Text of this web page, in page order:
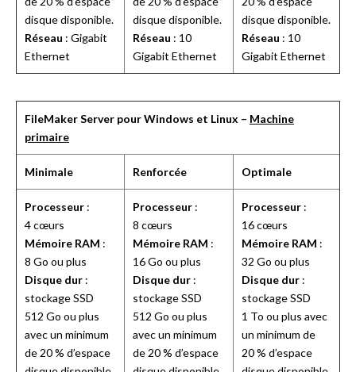
disque disponible.
Réseau : Gigabit
Ethernet
disque disponible.
Réseau : 10
Gigabit Ethernet
disque disponible.
Réseau : 10
Gigabit Ethernet
FileMaker Server pour Windows et Linux – Machine
primaire
Minimale Renforcée Optimale
Processeur :
4 cœurs
Mémoire RAM :
8 Go ou plus
Disque dur :
stockage SSD
512 Go ou plus
avec un minimum
de 20 % d’espace
Processeur :
8 cœurs
Mémoire RAM :
16 Go ou plus
Disque dur :
stockage SSD
512 Go ou plus
avec un minimum
de 20 % d’espace
Processeur :
16 cœurs
Mémoire RAM :
32 Go ou plus
Disque dur :
stockage SSD
1 To ou plus avec
un minimum de
20 % d’espace